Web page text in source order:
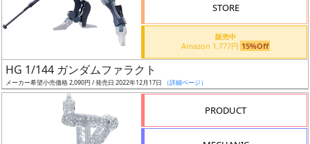
価
定
予
STORE
販売中
Amazon 1,777円 15%Off
HG 1/144 ガンダムファラクト
メーカー希望小売価格 2,090円 / 発売日 2022年12月17日 （詳細ページ）
PRODUCT